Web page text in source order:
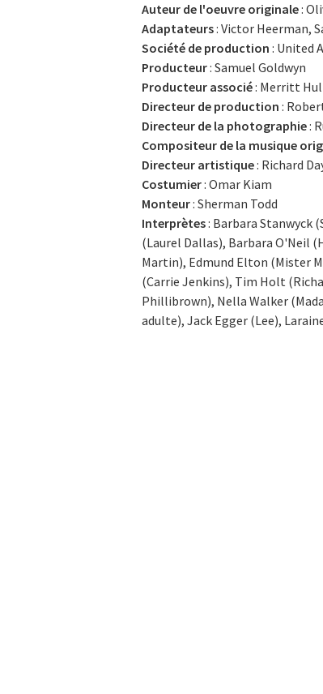
Auteur de l'oeuvre originale:
Adaptateurs: Victor Heerman,
Société de production : United
Producteur: Samuel Goldwyn
Producteur associé: Merritt
Directeur de production :
Directeur de la photographie:
Compositeur de la musique
Directeur artistique: Richard
Costumier: Omar Kiam
Monteur: Sherman Todd
Interprètes: Barbara Stanwyck
(Laurel Dallas), Barbara O'Neil
Martin), Edmund Elton (Mister
(Carrie Jenkins), Tim Holt
Phillibrown), Nella Walker
adulte), Jack Egger (Lee),